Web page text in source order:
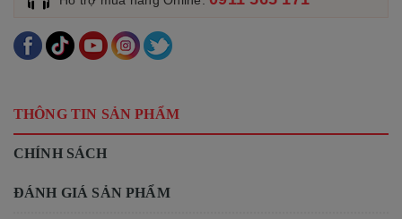
THÔNG TIN SẢN PHẨM
CHÍNH SÁCH
ĐÁNH GIÁ SẢN PHẨM